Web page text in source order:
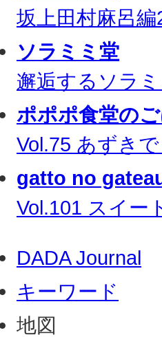
坂上田村麻呂編
ソラミミ堂
邂逅するソラ
ポポポ食堂の
Vol.75 あずき
gatto no
Vol.101 スイー
DADA Journal
キーワード
地図